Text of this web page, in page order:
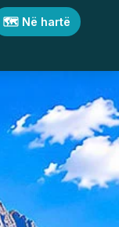
🗺️ Në hartë